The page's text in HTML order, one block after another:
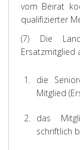
vom Beirat
qualifizierter
(7) Die
Ersatzmitglied
1. die
Mitglied
2. das
schriftlich